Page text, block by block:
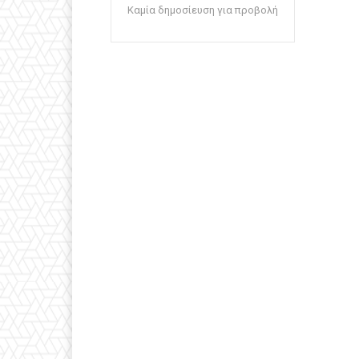
Καμία δημοσίευση για προβολή